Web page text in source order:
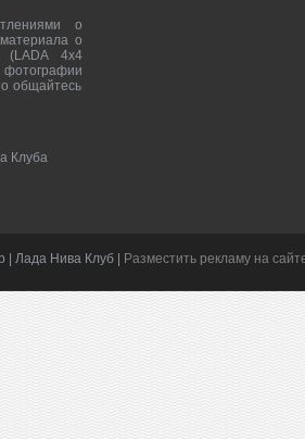
о
о
(LADA 4x4
общайтесь
Клуба
| Лада Нива Клуб | Разместить рекламу на